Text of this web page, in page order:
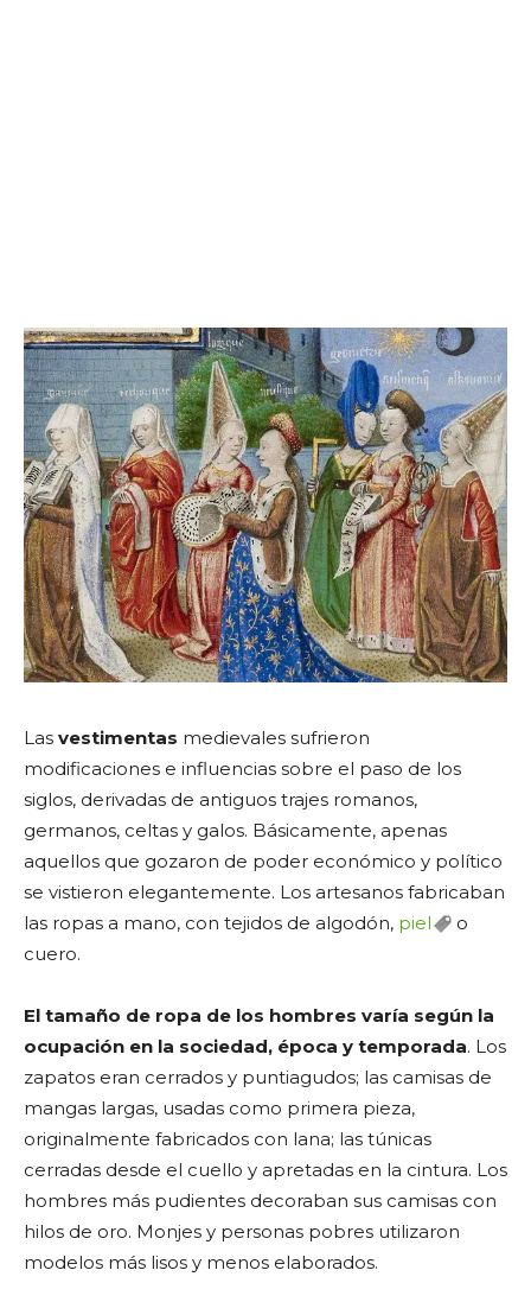
Las vestimentas medievales sufrieron
modificaciones e influencias sobre el paso de los
siglos, derivadas de antiguos trajes romanos,
germanos, celtas y galos. Básicamente, apenas
aquellos que gozaron de poder económico y político
se vistieron elegantemente. Los artesanos fabricaban
las ropas a mano, con tejidos de algodón, piel
o
cuero.
El tamaño de ropa de los hombres varía según la
ocupación en la sociedad, época y temporada. Los
zapatos eran cerrados y puntiagudos; las camisas de
mangas largas, usadas como primera pieza,
originalmente fabricados con lana; las túnicas
cerradas desde el cuello y apretadas en la cintura. Los
hombres más pudientes decoraban sus camisas con
hilos de oro. Monjes y personas pobres utilizaron
modelos más lisos y menos elaborados.